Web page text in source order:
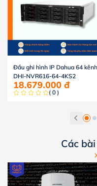
Đầu ghi hình IP Dahua 64 kênh
DHI-NVR616-64-4KS2
18.679.000 đ
( 0 )
Các